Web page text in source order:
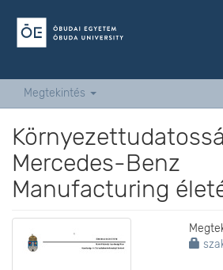
Megtekintés
Mercedes-Benz
Manufacturing